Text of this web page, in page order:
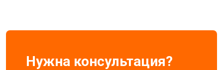
Нужна консультация?